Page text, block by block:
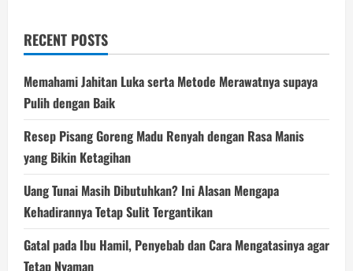
RECENT POSTS
Memahami Jahitan Luka serta Metode Merawatnya supaya
Pulih dengan Baik
Resep Pisang Goreng Madu Renyah dengan Rasa Manis
yang Bikin Ketagihan
Uang Tunai Masih Dibutuhkan? Ini Alasan Mengapa
Kehadirannya Tetap Sulit Tergantikan
Gatal pada Ibu Hamil, Penyebab dan Cara Mengatasinya agar
Tetap Nyaman